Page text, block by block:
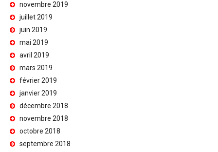
novembre 2019
juillet 2019
juin 2019
mai 2019
avril 2019
mars 2019
février 2019
janvier 2019
décembre 2018
novembre 2018
octobre 2018
septembre 2018